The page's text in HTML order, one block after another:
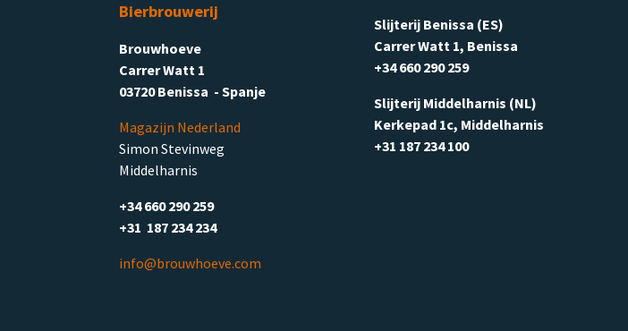
Bierbrouwerij
Brouwhoeve
Carrer Watt 1
03720 Benissa - Spanje
Magazijn Nederland
Simon Stevinweg
Middelharnis
+34 660 290 259
+31 187 234 234
info@brouwhoeve.com
Slijterij Benissa (ES)
Carrer Watt 1, Benissa
+34 660 290 259
Slijterij Middelharnis (NL)
Kerkepad 1c, Middelharnis
+31 187 234 100